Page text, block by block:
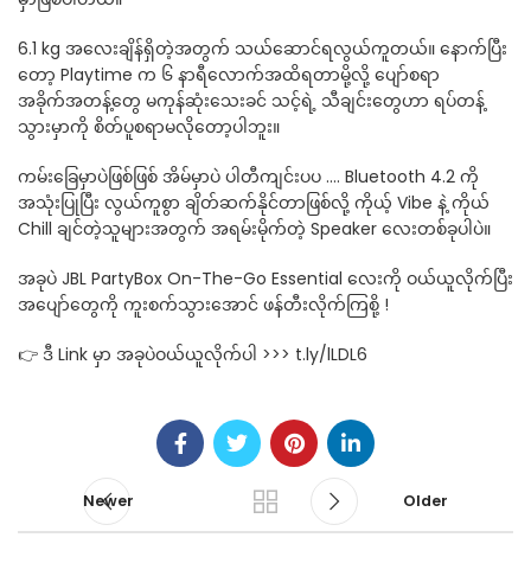
6.1 kg အလေးချိန်ရှိတဲ့အတွက် သယ်ဆောင်ရလွယ်ကူတယ်။ နောက်ပြီး
တော့ Playtime က ၆ နာရီလောက်အထိရတာမို့လို့ ပျော်စရာ
အခိုက်အတန့်တွေ မကုန်ဆုံးသေးခင် သင့်ရဲ့ သီချင်းတွေဟာ ရပ်တန့်
သွားမှာကို စိတ်ပူစရာမလိုတော့ပါဘူး။
ကမ်းခြေမှာပဲဖြစ်ဖြစ် အိမ်မှာပဲ ပါတီကျင်းပပ …. Bluetooth 4.2 ကို
အသုံးပြုပြီး လွယ်ကူစွာ ချိတ်ဆက်နိုင်တာဖြစ်လို့ ကိုယ့် Vibe နဲ့ ကိုယ်
Chill ချင်တဲ့သူများအတွက် အရမ်းမိုက်တဲ့ Speaker လေးတစ်ခုပါပဲ။
အခုပဲ JBL PartyBox On-The-Go Essential လေးကို ဝယ်ယူလိုက်ပြီး
အပျော်တွေကို ကူးစက်သွားအောင် ဖန်တီးလိုက်ကြစို့ !
👉 ဒီ Link မှာ အခုပဲဝယ်ယူလိုက်ပါ >>> t.ly/lLDL6
Newer Older